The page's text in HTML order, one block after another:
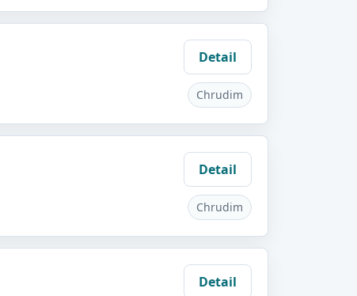
Detail
Chrudim
Detail
Chrudim
Detail